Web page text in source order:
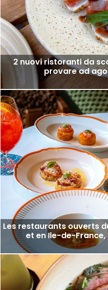
2 nuovi ristoranti da
provare ad
Les restaurants ouverts
et en Ile-de-